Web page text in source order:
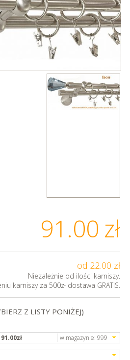
91.00 zł
od 22.00 zł
Niezależnie od ilości karniszy.
karniszy za 500zł dostawa GRATIS.
Z LISTY PONIŻEJ)
91.00zł w magazynie: 999